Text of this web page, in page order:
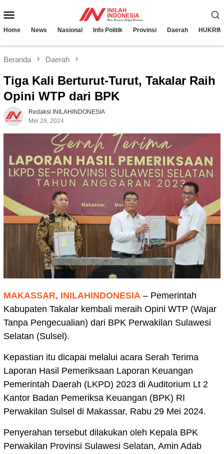
ke
Mobile
Home News Nasional Info Politik Provinsi Daerah HUKRIM
Beranda Daerah
Tiga Kali Berturut-Turut, Takalar Raih
Opini WTP dari BPK
Redaksi INILAHINDONESIA
Mei 29, 2024
MAKASSAR, INILAHINDONESIA – Pemerintah
Kabupaten Takalar kembali meraih Opini WTP (Wajar
Tanpa Pengecualian) dari BPK Perwakilan Sulawesi
Selatan (Sulsel).
Kepastian itu dicapai melalui acara Serah Terima
Laporan Hasil Pemeriksaan Laporan Keuangan
Pemerintah Daerah (LKPD) 2023 di Auditorium Lt 2
Kantor Badan Pemeriksa Keuangan (BPK) RI
Perwakilan Sulsel di Makassar, Rabu 29 Mei 2024.
Penyerahan tersebut dilakukan oleh Kepala BPK
Perwakilan Provinsi Sulawesi Selatan, Amin Adab